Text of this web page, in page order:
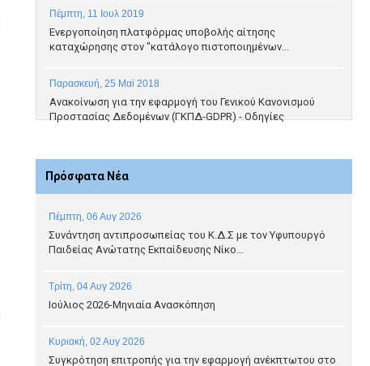
Πέμπτη, 11 Ιουλ 2019
Ενεργοποίηση πλατφόρμας υποβολής αίτησης
καταχώρησης στον "κατάλογο πιστοποιημένων...
Παρασκευή, 25 Μαϊ 2018
Ανακοίνωση για την εφαρμογή του Γενικού Κανονισμού
Προστασίας Δεδομένων (ΓΚΠΔ-GDPR) - Οδηγίες
Πρόσφατα Νέα
Πέμπτη, 06 Αυγ 2026
Συνάντηση αντιπροσωπείας του Κ.Δ.Σ με τον Υφυπουργό
Παιδείας Ανώτατης Εκπαίδευσης Νίκο...
Τρίτη, 04 Αυγ 2026
Ιούλιος 2026-Μηνιαία Ανασκόπηση
Κυριακή, 02 Αυγ 2026
Συγκρότηση επιτροπής για την εφαρμογή ανέκπτωτου στο